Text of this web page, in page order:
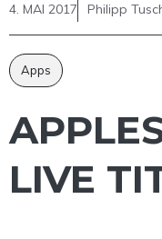
4. MAI 2017 Philipp
Apps
LIVE